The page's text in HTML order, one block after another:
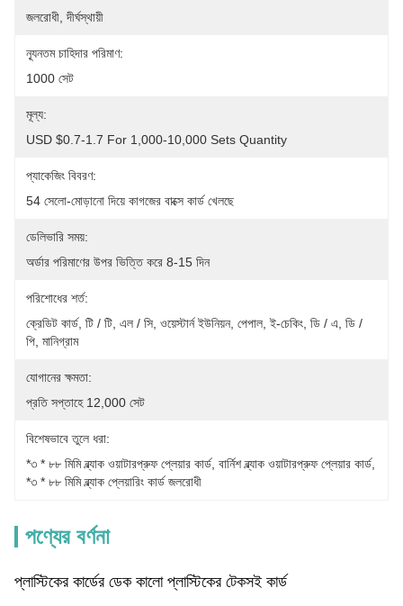
জলরোধী, দীর্ঘস্থায়ী
ন্যূনতম চাহিদার পরিমাণ:
1000 সেট
মূল্য:
USD $0.7-1.7 For 1,000-10,000 Sets Quantity
প্যাকেজিং বিবরণ:
54 সেলো-মোড়ানো দিয়ে কাগজের বাক্সে কার্ড খেলছে
ডেলিভারি সময়:
অর্ডার পরিমাণের উপর ভিত্তি করে 8-15 দিন
পরিশোধের শর্ত:
ক্রেডিট কার্ড, টি / টি, এল / সি, ওয়েস্টার্ন ইউনিয়ন, পেপাল, ই-চেকিং, ডি / এ, ডি /
পি, মানিগ্রাম
যোগানের ক্ষমতা:
প্রতি সপ্তাহে 12,000 সেট
বিশেষভাবে তুলে ধরা:
*৩ * ৮৮ মিমি ব্ল্যাক ওয়াটারপ্রুফ প্লেয়ার কার্ড, বার্নিশ ব্ল্যাক ওয়াটারপ্রুফ প্লেয়ার কার্ড
*৩ * ৮৮ মিমি ব্ল্যাক প্লেয়ারিং কার্ড জলরোধী
পণ্যের বর্ণনা
প্লাস্টিকের কার্ডের ডেক কালো প্লাস্টিকের টেকসই কার্ড